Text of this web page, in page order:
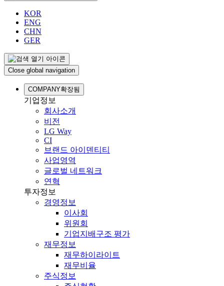
KOR
ENG
CHN
GER
Close global navigation
COMPANY확장됨
기업정보
회사소개
비전
LG Way
CI
브랜드 아이덴티티
사업영역
글로벌 네트워크
연혁
투자정보
경영정보
이사회
위원회
기업지배구조 평가
재무정보
재무하이라이트
재무비율
주식정보